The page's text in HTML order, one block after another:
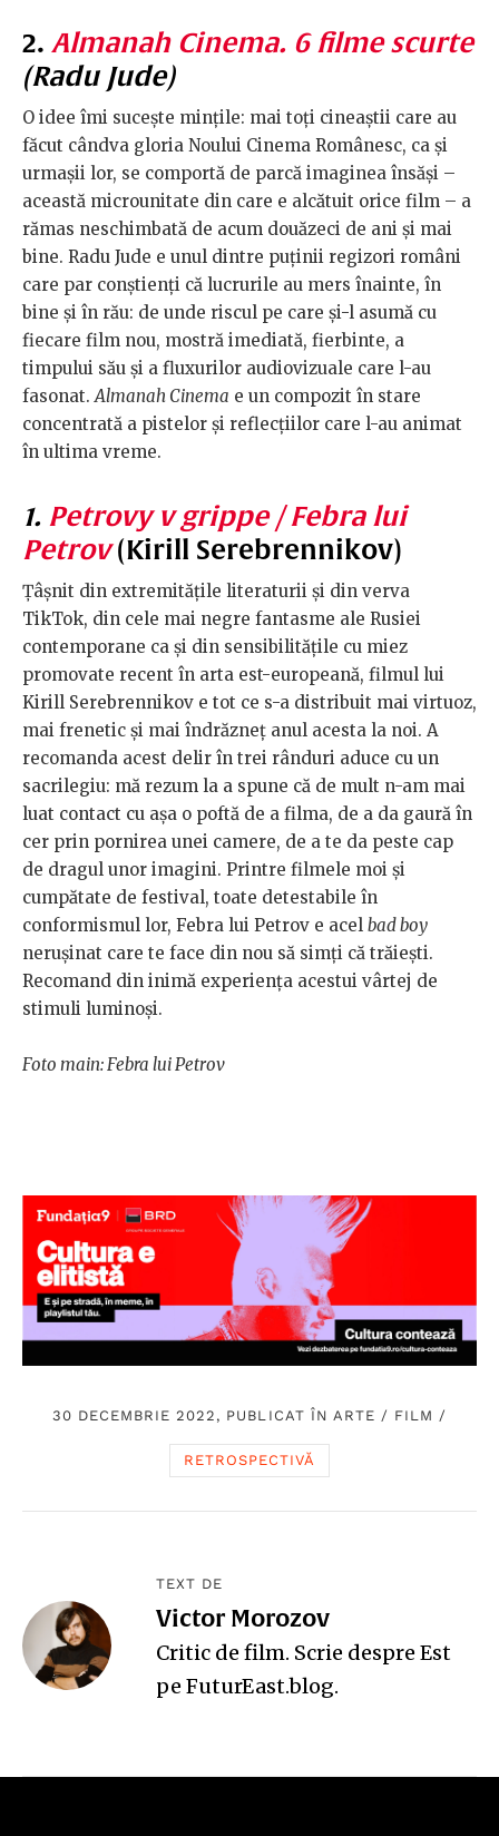
2. Almanah Cinema. 6 filme scurte
(Radu Jude)
O idee îmi sucește mințile: mai toți cineaștii care au
făcut cândva gloria Noului Cinema Românesc, ca și
urmașii lor, se comportă de parcă imaginea însăși –
această microunitate din care e alcătuit orice film – a
rămas neschimbată de acum douăzeci de ani și mai
bine. Radu Jude e unul dintre puținii regizori români
care par conștienți că lucrurile au mers înainte, în
bine și în rău: de unde riscul pe care și-l asumă cu
fiecare film nou, mostră imediată, fierbinte, a
timpului său și a fluxurilor audiovizuale care l-au
fasonat.Almanah Cinema e un compozit în stare
concentrată a pistelor și reflecțiilor care l-au animat
în ultima vreme.
1. Petrovy v grippe / Febra lui
Petrov(Kirill Serebrennikov)
Țâșnit din extremitățile literaturii și din verva
TikTok, din cele mai negre fantasme ale Rusiei
contemporane ca și din sensibilitățile cu miez
promovate recent în arta est-europeană, filmul lui
Kirill Serebrennikov e tot ce s-a distribuit mai virtuoz,
mai frenetic și mai îndrăzneț anul acesta la noi. A
recomanda acest delir în trei rânduri aduce cu un
sacrilegiu: mă rezum la a spune că de mult n-am mai
luat contact cu așa o poftă de a filma, de a da gaură în
cer prin pornirea unei camere, de a te da peste cap
de dragul unor imagini. Printre filmele moi și
cumpătate de festival, toate detestabile în
conformismul lor, Febra lui Petrov e acel bad boy
nerușinat care te face din nou să simți că trăiești.
Recomand din inimă experiența acestui vârtej de
stimuli luminoși.
Foto main: Febra lui Petrov
30 DECEMBRIE 2022, PUBLICAT ÎN ARTE / FILM /
RETROSPECTIVĂ
TEXT DE
Victor Morozov
Critic de film. Scrie despre Est
pe FuturEast.blog.